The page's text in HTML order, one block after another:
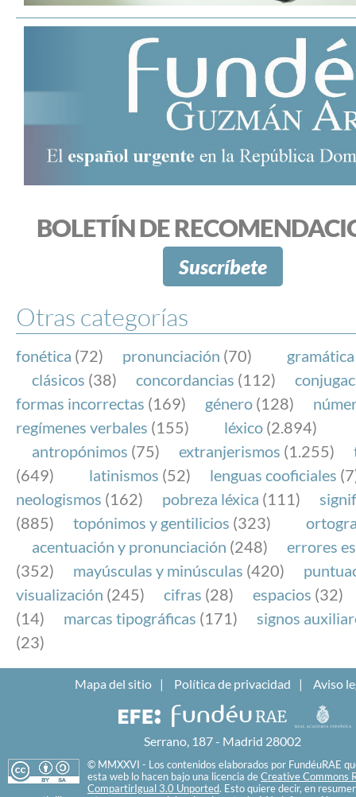
BOLETÍN DE
Suscríbete
Otras categorías
fonética (72) pronunciación (70) gramática
clásicos (38) concordancias (112)
formas incorrectas (169) género (128)
regímenes verbales (155) léxico (2.894)
antropónimos (75) extranjerismos (1.255)
(649)
latinismos (52) lenguas cooficiales
neologismos (162) pobreza léxica (111)
(885)
topónimos y gentilicios (323)
acentuación y pronunciación (248)
errores
(352)
mayúsculas y minúsculas (420)
visualización (245) cifras (28) espacios (32)
(14)
marcas tipográficas (171)
signos
(23)
Mapa del sitio Política de privacidad Aviso
Serrano, 187 - Madrid 28002
© MMXXVI - Los contenidos elaborados por FundéuRAE
esta web lo hacen bajo una licencia de Creative Commons
CompartirIgual 3.0 Unported. Esto quiere decir, en